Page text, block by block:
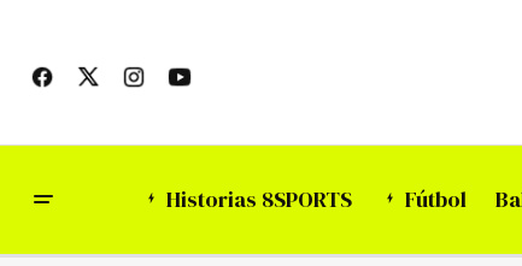
Historias 8SPORTS Fútbol